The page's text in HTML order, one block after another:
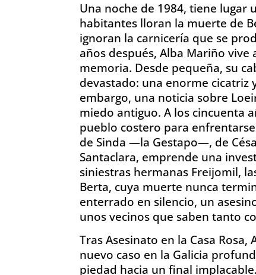
Una noche de 1984, tiene lugar
habitantes lloran la muerte de
ignoran la carnicería que se
años después, Alba Mariño
memoria. Desde pequeña, su
devastado: una enorme cicatriz
embargo, una noticia sobre
miedo antiguo. A los cincuenta
pueblo costero para
de Sinda —la Gestapo—, de
Santaclara, emprende una
siniestras hermanas Freijomil,
Berta, cuya muerte nunca
enterrado en silencio, un
unos vecinos que saben tanto
Tras Asesinato en la Casa
nuevo caso en la Galicia
piedad hacia un final implacable.